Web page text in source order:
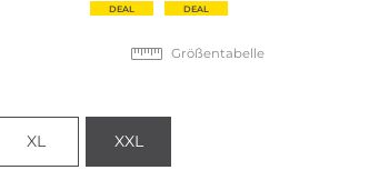
DEAL DEAL
Größentabelle
XL XXL